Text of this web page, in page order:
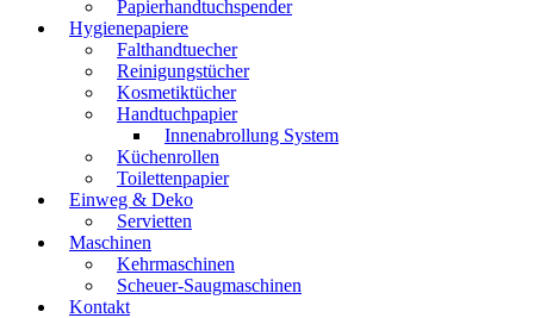
Papierhandtuchspender
Hygienepapiere
Falthandtuecher
Reinigungstücher
Kosmetiktücher
Handtuchpapier
Innenabrollung System
Küchenrollen
Toilettenpapier
Einweg & Deko
Servietten
Maschinen
Kehrmaschinen
Scheuer-Saugmaschinen
Kontakt